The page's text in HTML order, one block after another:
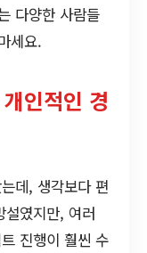
다양한 사람들
세요.
인적인 경
데, 생각보다 편
설였지만, 여러
진행이 훨씬 수